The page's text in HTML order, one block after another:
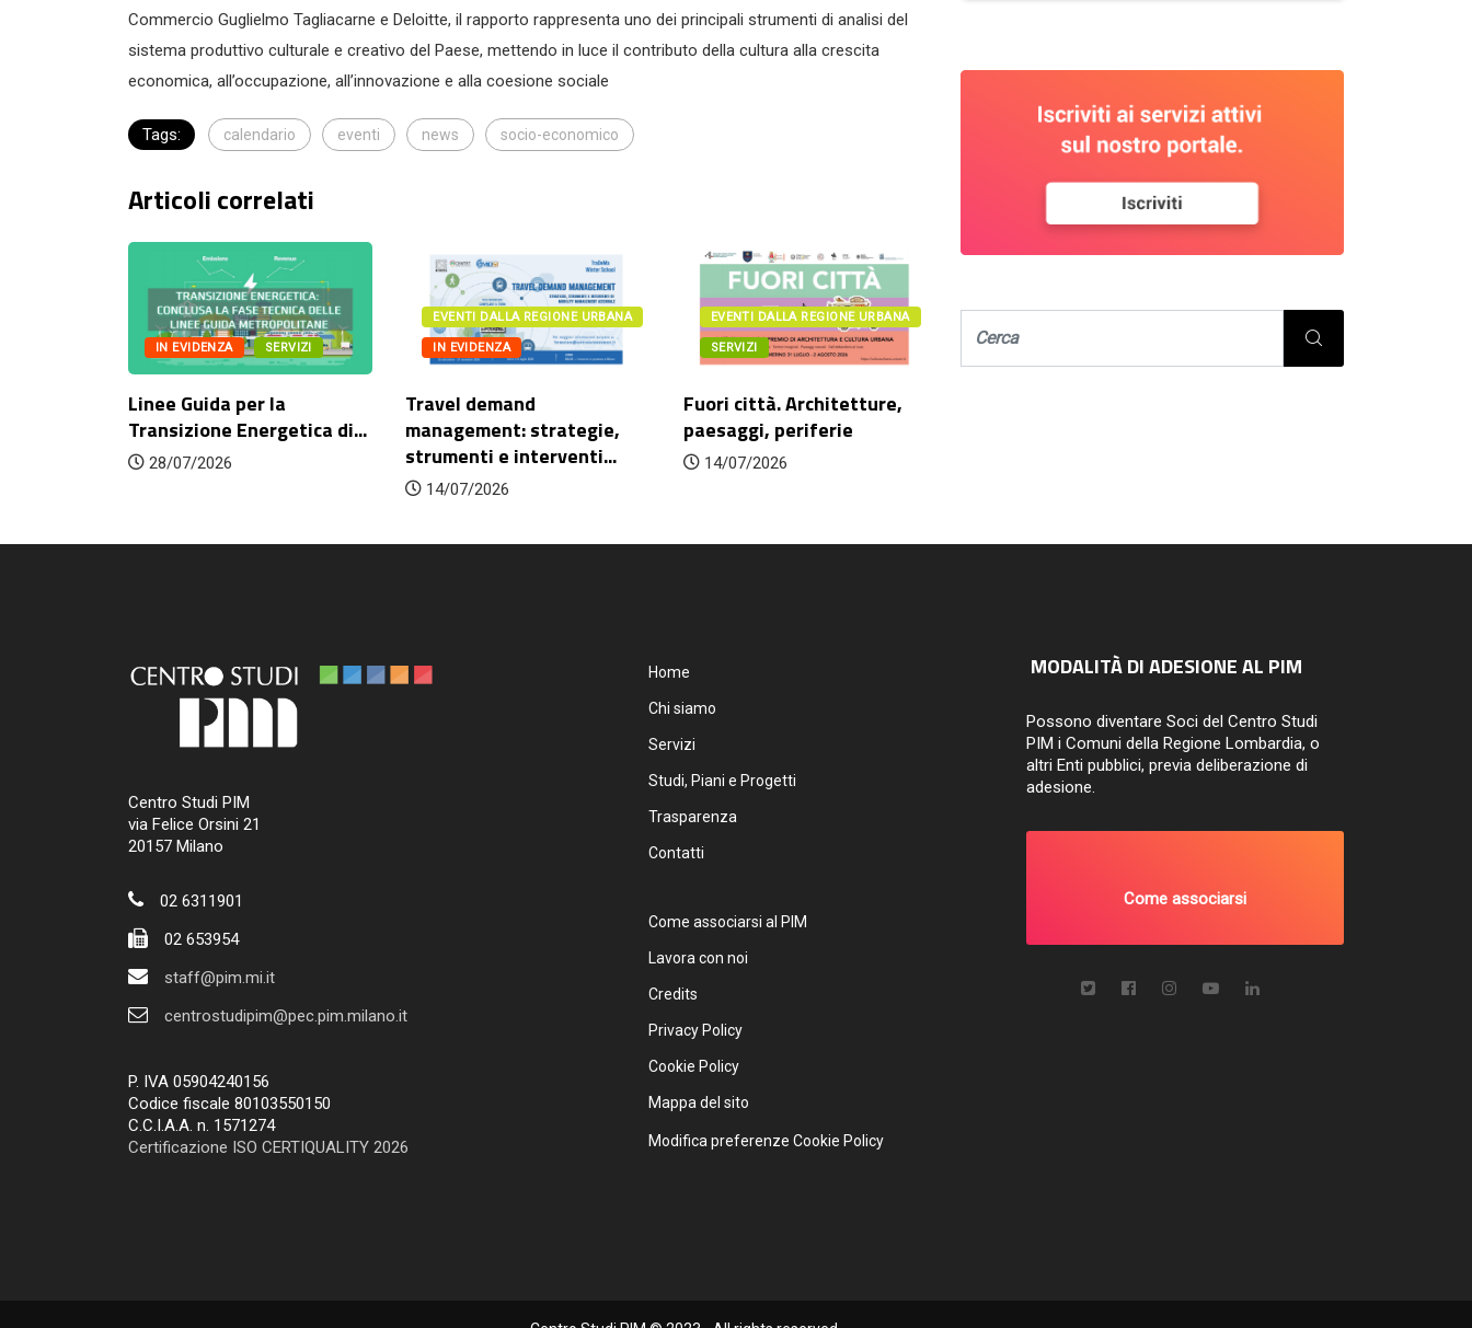
Commercio Guglielmo Tagliacarne e Deloitte, il rapporto rappresenta uno dei principali strumenti di analisi del
sistema produttivo culturale e creativo del Paese, mettendo in luce il contributo della cultura alla crescita
economica, all’occupazione, all’innovazione e alla coesione sociale
Tags: calendario eventi news socio-economico
Articoli correlati
IN EVIDENZA SERVIZI
Linee Guida per la
Transizione Energetica di...
28/07/2026
EVENTI DALLA REGIONE URBANA
IN EVIDENZA
Travel demand
management: strategie,
strumenti e interventi...
14/07/2026
EVENTI DALLA REGIONE URBANA
SERVIZI
Fuori città. Architetture,
paesaggi, periferie
14/07/2026
Centro Studi PIM
via Felice Orsini 21
20157 Milano
02 6311901
02 653954
staff@pim.mi.it
centrostudipim@pec.pim.milano.it
P. IVA 05904240156
Codice fiscale 80103550150
C.C.I.A.A. n. 1571274
Certificazione ISO CERTIQUALITY 2026
Home
Chi siamo
Servizi
Studi, Piani e Progetti
Trasparenza
Contatti
Come associarsi al PIM
Lavora con noi
Credits
Privacy Policy
Cookie Policy
Mappa del sito
Modifica preferenze Cookie Policy
MODALITÀ DI ADESIONE AL PIM
Possono diventare Soci del Centro Studi
PIM i Comuni della Regione Lombardia, o
altri Enti pubblici, previa deliberazione di
adesione.
Come associarsi